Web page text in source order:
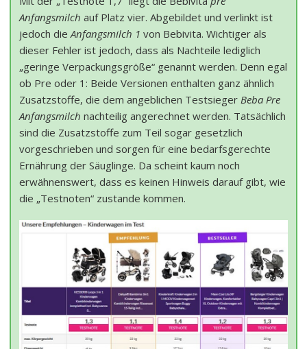
Anfangsmilch auf Platz vier. Abgebildet und verlinkt ist
jedoch dieAnfangsmilch 1 von Bebivita. Wichtiger als
dieser Fehler ist jedoch, dass als Nachteile lediglich
„geringe Verpackungsgröße“ genannt werden. Denn egal
ob Pre oder 1: Beide Versionen enthalten ganz ähnlich
Zusatzstoffe, die dem angeblichen Testsieger Beba Pre
Anfangsmilch nachteilig angerechnet werden. Tatsächlich
sind die Zusatzstoffe zum Teil sogar gesetzlich
vorgeschrieben und sorgen für eine bedarfsgerechte
Ernährung der Säuglinge. Da scheint kaum noch
erwähnenswert, dass es keinen Hinweis darauf gibt, wie
die „Testnoten“ zustande kommen.